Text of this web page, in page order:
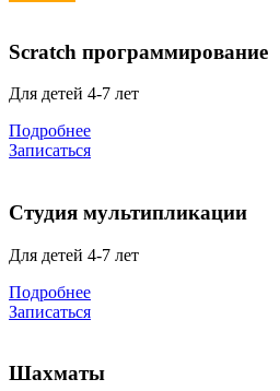
Scratch программирование
Для детей 4-7 лет
Подробнее
Записаться
Студия мультипликации
Для детей 4-7 лет
Подробнее
Записаться
Шахматы